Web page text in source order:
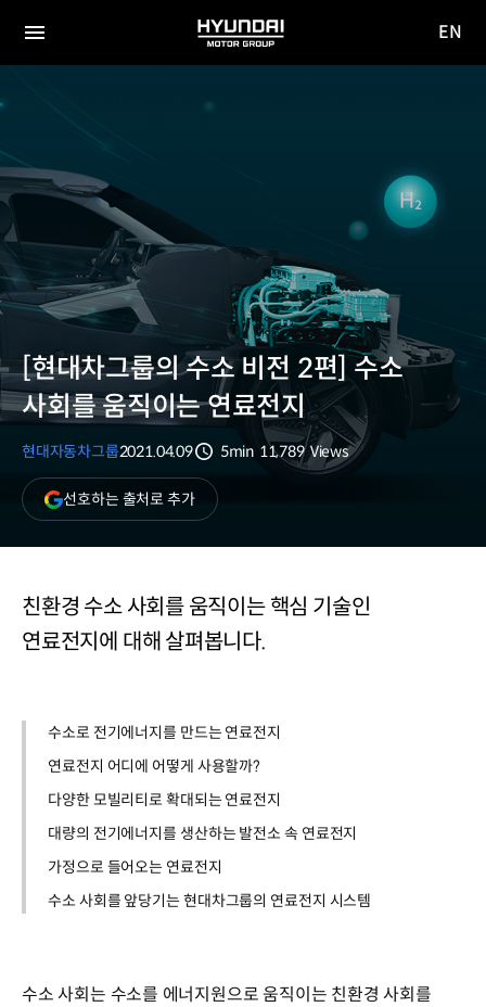
전체
HYUNDAI
MOTOR
EN
[현대차그룹의 수소 비전 2편] 수소
사회를 움직이는 연료전지
현대자동차그룹2021.04.09
5min
조회수
11,789 Views
선호하는 출처로 추가(새
창
열림)
친환경 수소 사회를 움직이는 핵심 기술인
연료전지에 대해 살펴봅니다.
수소로 전기에너지를 만드는 연료전지
연료전지 어디에 어떻게 사용할까?
다양한 모빌리티로 확대되는 연료전지
대량의 전기에너지를 생산하는 발전소 속 연료전지
가정으로 들어오는 연료전지
수소 사회를 앞당기는 현대차그룹의 연료전지 시스템
수소 사회는 수소를 에너지원으로 움직이는 친환경 사회를